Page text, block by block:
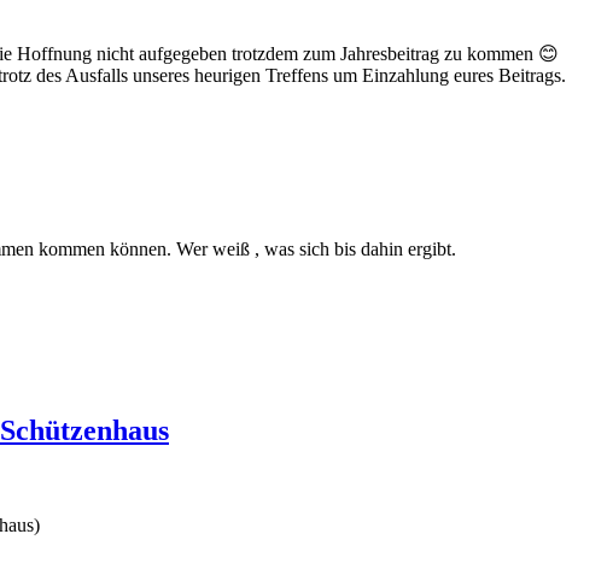
Hoffnung nicht aufgegeben trotzdem zum Jahresbeitrag zu kommen 😊
des Ausfalls unseres heurigen Treffens um Einzahlung eures Beitrags.
kommen können. Wer weiß , was sich bis dahin ergibt.